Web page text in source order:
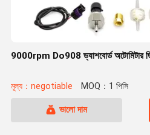
9000rpm Do908 ড্যাশবোর্ড অটোমিটার
মূল্য：negotiable MOQ：1 পিসি
ভালো দাম